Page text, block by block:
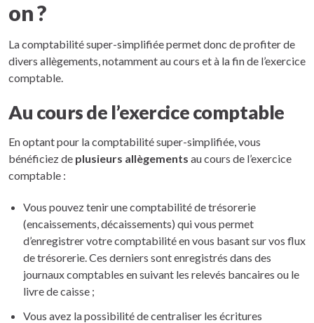
on ?
La comptabilité super-simplifiée permet donc de profiter de
divers allègements, notamment au cours et à la fin de l’exercice
comptable.
Au cours de l’exercice comptable
En optant pour la comptabilité super-simplifiée, vous
bénéficiez de plusieurs allègements au cours de l’exercice
comptable :
Vous pouvez tenir une comptabilité de trésorerie
(encaissements, décaissements) qui vous permet
d’enregistrer votre comptabilité en vous basant sur vos flux
de trésorerie. Ces derniers sont enregistrés dans des
journaux comptables en suivant les relevés bancaires ou le
livre de caisse ;
Vous avez la possibilité de centraliser les écritures